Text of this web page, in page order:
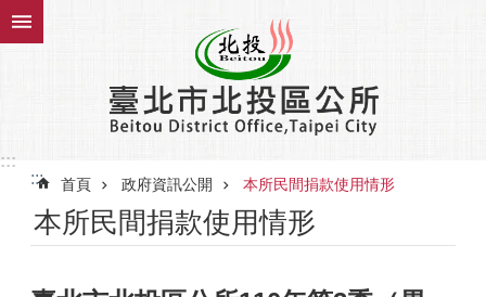
跳到主要內容區塊
:::
:::
首頁 政府資訊公開 本所民間捐款使用情形
本所民間捐款使用情形